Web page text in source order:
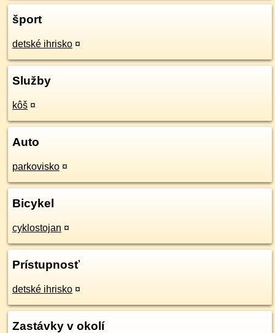
šport
detské ihrisko ¤
Služby
kôš ¤
Auto
parkovisko ¤
Bicykel
cyklostojan ¤
Prístupnosť
detské ihrisko ¤
Zastávky v okolí